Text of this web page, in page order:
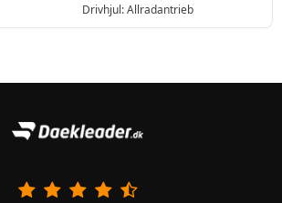
Drivhjul: Allradantrieb